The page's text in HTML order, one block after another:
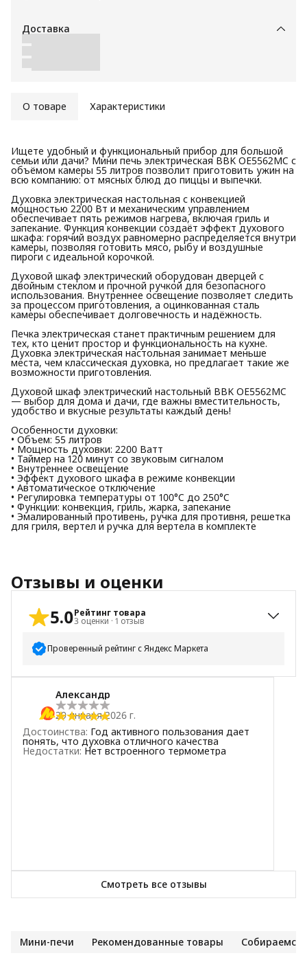
Доставка
О товаре Характеристики
Ищете удобный и функциональный прибор для большой
семьи или дачи? Мини печь электрическая BBK OE5562MC с
объёмом камеры 55 литров позволит приготовить ужин на
всю компанию: от мясных блюд до пиццы и выпечки.
Духовка электрическая настольная с конвекцией
мощностью 2200 Вт и механическим управлением
обеспечивает пять режимов нагрева, включая гриль и
запекание. Функция конвекции создаёт эффект духового
шкафа: горячий воздух равномерно распределяется внутри
камеры, позволяя готовить мясо, рыбу и воздушные
пироги с идеальной корочкой.
Духовой шкаф электрический оборудован дверцей с
двойным стеклом и прочной ручкой для безопасного
использования. Внутреннее освещение позволяет следить
за процессом приготовления, а оцинкованная сталь
камеры обеспечивает долговечность и надёжность.
Печка электрическая станет практичным решением для
тех, кто ценит простор и функциональность на кухне.
Духовка электрическая настольная занимает меньше
места, чем классическая духовка, но предлагает такие же
возможности приготовления.
Духовой шкаф электрический настольный BBK OE5562MC
— выбор для дома и дачи, где важны вместительность,
удобство и вкусные результаты каждый день!
Особенности духовки:
• Объем: 55 литров
• Мощность духовки: 2200 Ватт
• Таймер на 120 минут со звуковым сигналом
• Внутреннее освещение
• Эффект духового шкафа в режиме конвекции
• Автоматическое отключение
• Регулировка температуры от 100°C до 250°C
• Функции: конвекция, гриль, жарка, запекание
• Эмалированный противень, ручка для противня, решетка
для гриля, вертел и ручка для вертела в комплекте
Отзывы и оценки
5.0Рейтинг товара
3 оценки · 1 отзыв
Проверенный рейтинг с Яндекс Маркета
5 звёзд
3
звезды
звезды
2 звезды
1 звезда
Александр
29 января 2026 г.
Достоинства: Год активного пользования дает
понять, что духовка отличного качества
Недостатки: Нет встроенного термометра
Смотреть все отзывы
Мини-печи Рекомендованные товары Собираемся